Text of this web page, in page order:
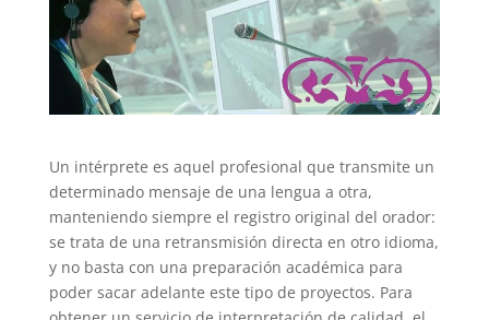
Un intérprete es aquel profesional que transmite un
determinado mensaje de una lengua a otra,
manteniendo siempre el registro original del orador:
se trata de una retransmisión directa en otro idioma,
y no basta con una preparación académica para
poder sacar adelante este tipo de proyectos. Para